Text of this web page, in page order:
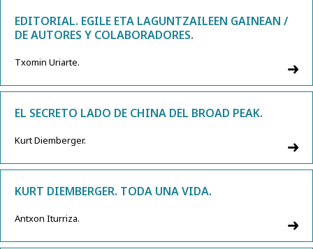
EDITORIAL. EGILE ETA LAGUNTZAILEEN GAINEAN /
DE AUTORES Y COLABORADORES.
Txomin Uriarte.
EL SECRETO LADO DE CHINA DEL BROAD PEAK.
Kurt Diemberger.
KURT DIEMBERGER. TODA UNA VIDA.
Antxon Iturriza.